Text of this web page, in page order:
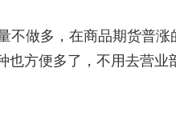
不做多，在商品期货普涨
也方便多了，不用去营业